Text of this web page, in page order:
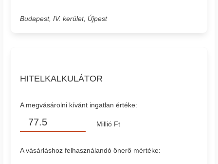
Budapest, IV. kerület, Újpest
HITELKALKULÁTOR
A megvásárolni kívánt ingatlan értéke:
Millió Ft
A vásárláshoz felhasználandó önerő mértéke: